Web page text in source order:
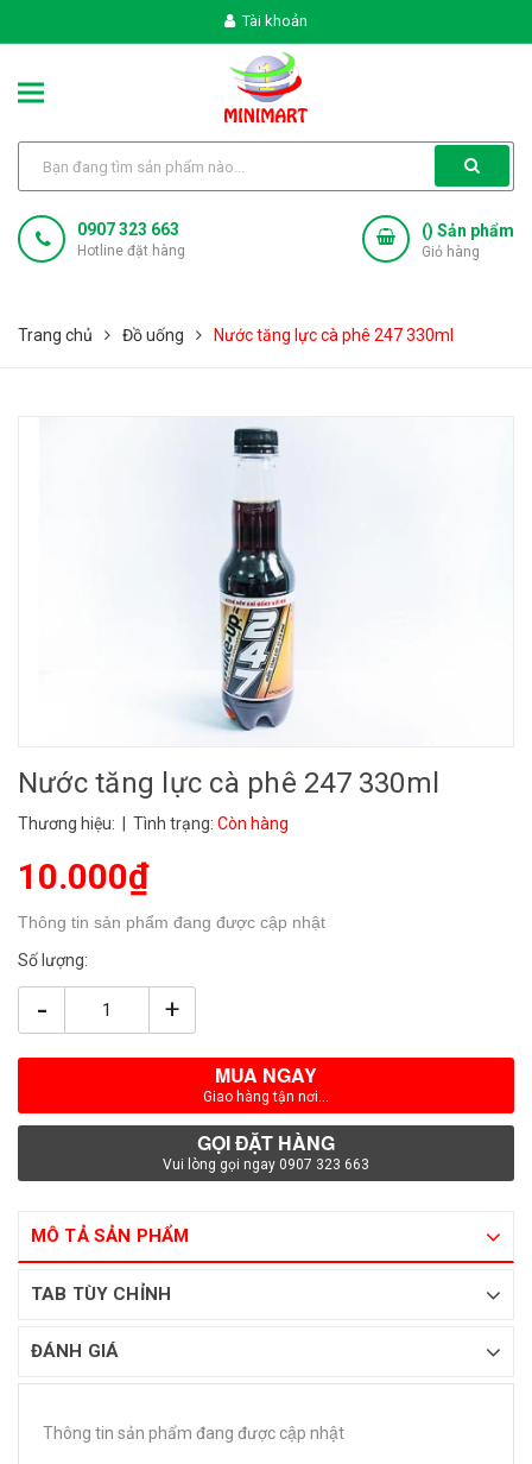
Tài khoản
0907 323 663
Hotline đặt hàng
() Sản phẩm
Giỏ hàng
Trang chủ Đồ uống Nước tăng lực cà phê 247 330ml
Nước tăng lực cà phê 247 330ml
Thương hiệu: | Tình trạng: Còn hàng
10.000₫
Thông tin sản phẩm đang được cập nhật
Số lượng:
- +
MUA NGAY
Giao hàng tận nơi...
GỌI ĐẶT HÀNG
Vui lòng gọi ngay 0907 323 663
MÔ TẢ SẢN PHẨM
TAB TÙY CHỈNH
ĐÁNH GIÁ
Thông tin sản phẩm đang được cập nhật